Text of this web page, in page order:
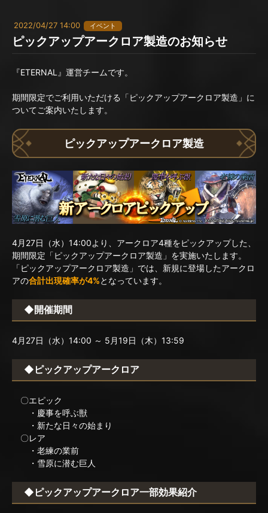
2022/04/27 14:00 イベント
ピックアップアークロア製造のお知らせ
『ETERNAL』運営チームです。
期間限定でご利用いただける「ピックアップアークロア製造」に
ついてご案内いたします。
ピックアップアークロア製造
4月27日（水）14:00より、アークロア4種をピックアップした、
期間限定「ピックアップアークロア製造」を実施いたします。
「ピックアップアークロア製造」では、新規に登場したアークロ
アの合計出現確率が4%となっています。
◆開催期間
4月27日（水）14:00 ～ 5月19日（木）13:59
◆ピックアップアークロア
〇エピック
・慶事を呼ぶ獣
・新たな日々の始まり
〇レア
・老練の業前
・雪原に潜む巨人
◆ピックアップアークロア一部効果紹介